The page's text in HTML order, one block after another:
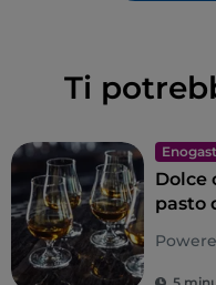
Ti
Dolce
pasto